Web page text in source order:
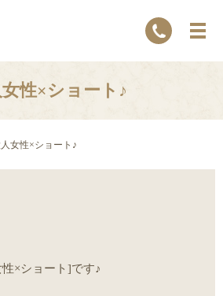
性×ショート♪
女性×ショート♪
×ショート]です♪